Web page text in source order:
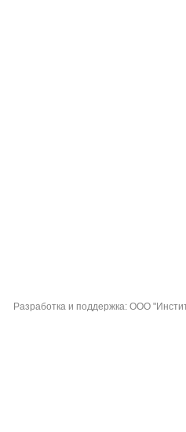
Разработка и поддержка: ООО